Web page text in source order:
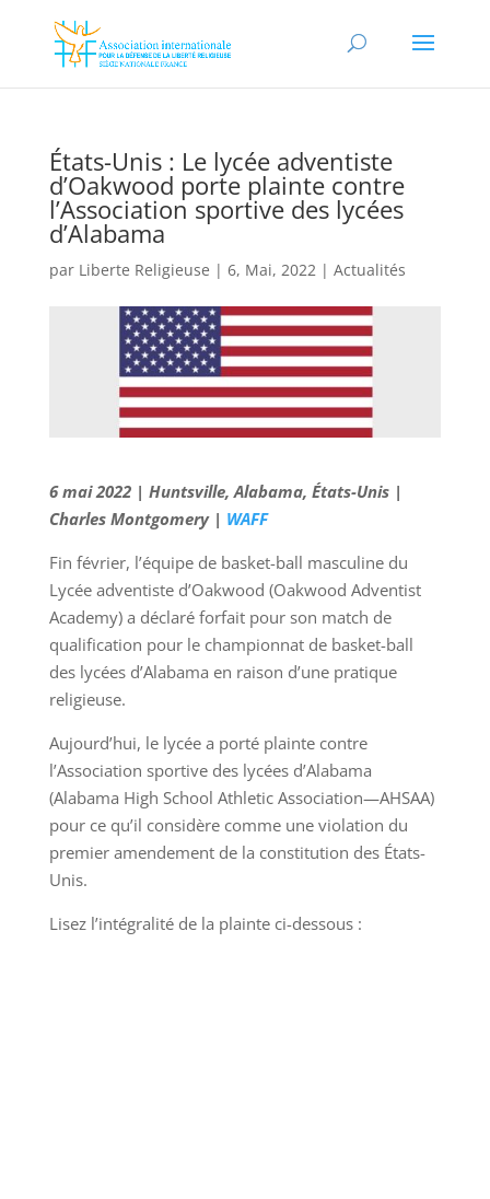
États-Unis : Le lycée adventiste
d’Oakwood porte plainte contre
l’Association sportive des lycées
d’Alabama
par Liberte Religieuse | 6, Mai, 2022| Actualités
6 mai 2022 | Huntsville, Alabama, États-Unis |
Charles Montgomery | WAFF
Fin février, l’équipe de basket-ball masculine du
Lycée adventiste d’Oakwood (Oakwood Adventist
Academy) a déclaré forfait pour son match de
qualification pour le championnat de basket-ball
des lycées d’Alabama en raison d’une pratique
religieuse.
Aujourd’hui, le lycée a porté plainte contre
l’Association sportive des lycées d’Alabama
(Alabama High School Athletic Association—AHSAA)
pour ce qu’il considère comme une violation du
premier amendement de la constitution des États-
Unis.
Lisez l’intégralité de la plainte ci-dessous :